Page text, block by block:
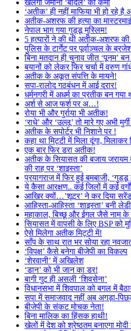
खलेगी जमीनी ‘बादल’ की कमी
‘अतीक’ ही नहीं माफिया भी हो रहे है
अतीक-अशरफ की हत्या का
नेपाल भाग गया गुड्डू मुस्लिम!
5 हत्यारों ने की थी अतीक-अशरफ की
पुलिस के टार्गेट पर पूर्वाञ्चल के
बिना मतदान ही चुनाव जीत ‘पूनम’ बन
बयानों को लेकर फिर चर्चा में वरुण
अतीक के अकूत संपत्ति के मायने!
सपा-रालोद गठबंधन में आई दरार!
धर्मनगरी में अधर्म का प्रतीक बन गया
अर्श से आज फर्श पर अ…!
रोया भी और गुर्राया भी अतीक!
‘राधे’ और ‘उल्लू’ तो मारे गए अभी
अतीक के सपोर्टर भी निशाने पर !
कहा था मिट्टी में मिला दूंगा, मिलाकर
एक बार फिर डरा अतीक!
अतीक के सियासत की बजाय जरायम
की राह पर ‘शाइस्ता’
प्रयागराज में फिर हुई बमबाजी,
ये कैसा आरक्षण.. कई जिलों में कई
आखिर क्यों…’शूटर’ ने कर दिया
आहिस्ता-आहिस्ता ‘शाइस्ता’ बनी
महाकाल, बिच्छू और ईगल जैसे नाम के
सियासत में वापसी के लिए BSP को
ऐसे मिलेगा अतीक मिट्टी में!
साँप के साथ रात भर सोया रहा
‘विपक्ष’ कैसे बनेगा बीजेपी का विकल्प
‘शेरवानी’ में अखिलेश
‘डान’ को भी जान का डर!
बागी गुट ही असली ‘शिवसेना’
विधानसभा में शिवपाल को बगल में
सपा में समाजवाद नहीं अब अगड़ा-
बीजेपी के संकट मोचक नेता!
बिना मालिक का हिंसक हाथी!
खेलों में देश को श्रेष्ठतम बनाएगा मोदी